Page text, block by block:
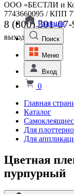
ООО «БЕСТЛИ и
7743660095 / КПП
8 (800) 301-07-
выходной
Главная
Поиск
Меню
Вход
0
Главная
Каталог
Для
Для
Цветная
пурпурный